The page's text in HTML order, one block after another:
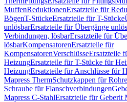
MuffenReduktionenErsatzteile für
BögenT-StückeErsatzteile für T-Stücke
unlösbarErsatzteile für Übergänge
Verbindungen, lösbarErsatzteile für
lösbarKompensatorenErsatzteile für
KompensatorenVerschlüsseErsatzteile
HeizungErsatzteile für T-Stücke für
HeizungErsatzteile für Anschlüsse für
Mapress ThermSchutzkappen für
Schraube für Flanschverbindungen
Mapress C-StahlErsatzteile für Geberit